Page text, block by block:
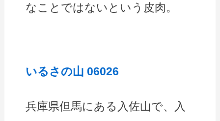
なことではないという皮肉。
いるさの山 06026
兵庫県但馬にある入佐山で、入